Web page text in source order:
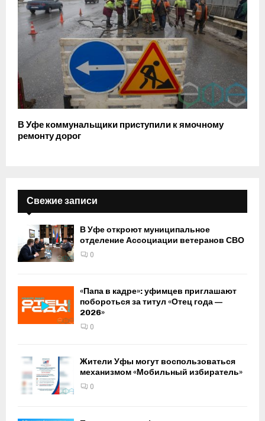
В Уфе коммунальщики приступили к ямочному
ремонту дорог
Свежие записи
В Уфе откроют муниципальное
отделение Ассоциации ветеранов СВО
0
«Папа в кадре»: уфимцев приглашают
побороться за титул «Отец года —
2026»
0
Жители Уфы могут воспользоваться
механизмом «Мобильный избиратель»
0